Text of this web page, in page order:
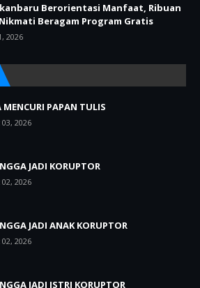
Berorientasi Manfaat, Ribuan
Beragam Program Gratis
2026
MENCURI PAPAN TULIS
2026
JADI KORUPTOR
2026
JADI ANAK KORUPTOR
2026
JADI ISTRI KORUPTOR